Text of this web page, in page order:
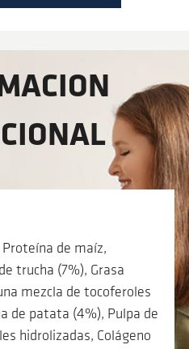
Proteína de maíz,
trucha (7%), Grasa
mezcla de tocoferoles
de patata (4%), Pulpa de
hidrolizadas, Colágeno